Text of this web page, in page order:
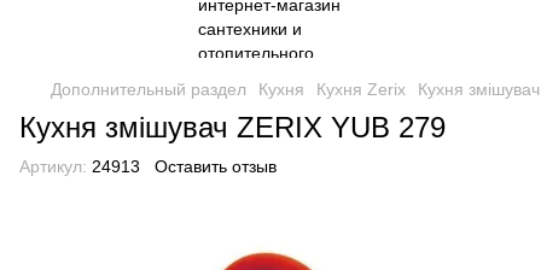
Дополнительный раздел Кухня Кухня Zerix Кухня
Кухня змішувач ZERIX YUB 279
Артикул: 24913 Оставить отзыв